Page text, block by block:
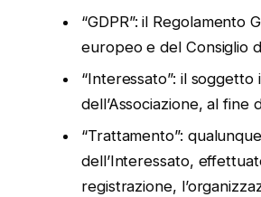
“GDPR”: il
europeo e del Consiglio
“Interessato”: il
dell’Associazione, al
“Trattamento”:
dell’Interessato,
registrazione,